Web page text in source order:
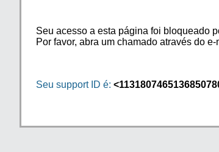
Seu acesso a esta página foi bloqueado
Por favor, abra um chamado através do e-
Seu support ID é: